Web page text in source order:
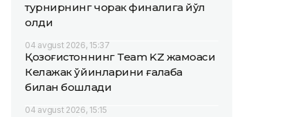
турнирнинг чорак финалига йўл
олди
04 avgust 2026, 15:37
Қозоғистоннинг Team KZ жамоаси
Келажак ўйинларини ғалаба
билан бошлади
04 avgust 2026, 15:15